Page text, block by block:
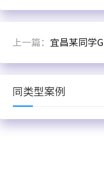
上一篇： 宜昌某同学
同类型案例